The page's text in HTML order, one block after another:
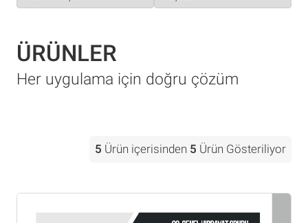
ÜRÜNLER
Her uygulama için doğru çözüm
5 Ürün içerisinden 5 Ürün Gösteriliyor